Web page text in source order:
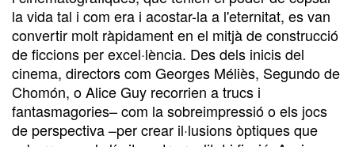
la vida tal i com era i acostar-la a l'eternitat, es van
convertir molt ràpidament en el mitjà de construcció
de ficcions per excel·lència. Des dels inicis del
cinema, directors com Georges Méliès, Segundo de
Chomón, o Alice Guy recorrien a trucs i
fantasmagories– com la sobreimpressió o els jocs
de perspectiva –per crear il·lusions òptiques que